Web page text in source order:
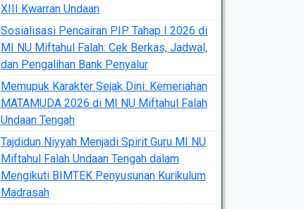
XIII Kwarran Undaan
Sosialisasi Pencairan PIP Tahap I 2026 di
MI NU Miftahul Falah: Cek Berkas, Jadwal,
dan Pengalihan Bank Penyalur
Memupuk Karakter Sejak Dini: Kemeriahan
MATAMUDA 2026 di MI NU Miftahul Falah
Undaan Tengah
Tajdidun Niyyah Menjadi Spirit Guru MI NU
Miftahul Falah Undaan Tengah dalam
Mengikuti BIMTEK Penyusunan Kurikulum
Madrasah